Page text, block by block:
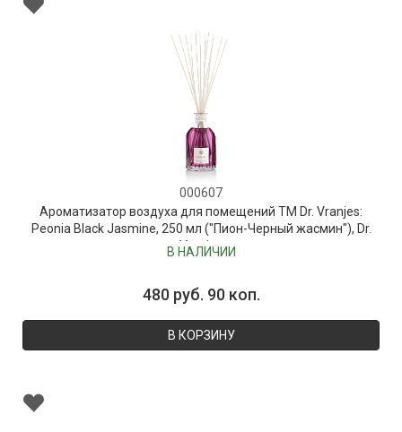
000607
Ароматизатор воздуха для помещений ТМ Dr. Vranjes:
Peonia Black Jasmine, 250 мл ("Пион-Черный жасмин"), Dr.
Vranjes
В НАЛИЧИИ
480 руб. 90 коп.
В КОРЗИНУ